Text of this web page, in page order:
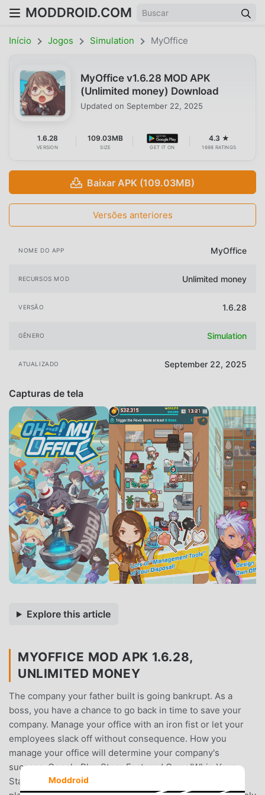
MODDROID.COM
Início Jogos Simulation MyOffice
MyOffice v1.6.28 MOD APK
(Unlimited money) Download
Updated on September 22, 2025
1.6.28
VERSION
109.03MB
SIZE GET IT ON
4.3 ★
1698 RATINGS
Baixar APK (109.03MB)
Versões anteriores
NOME DO APP MyOffice
RECURSOS MOD Unlimited money
VERSÃO 1.6.28
GÊNERO Simulation
ATUALIZADO September 22, 2025
Capturas de tela
Explore this article
MYOFFICE MOD APK 1.6.28,
UNLIMITED MONEY
The company your father built is going bankrupt. As a
boss, you have a chance to go back in time to save your
company. Manage your office with an iron fist or let your
employees slack off without consequence. How you
manage your office will determine your company's
success. Google Play Store Featured Game!Whip Your
Staff Into Shape!Slackers beware! Whether it is a nap or
Moddroid